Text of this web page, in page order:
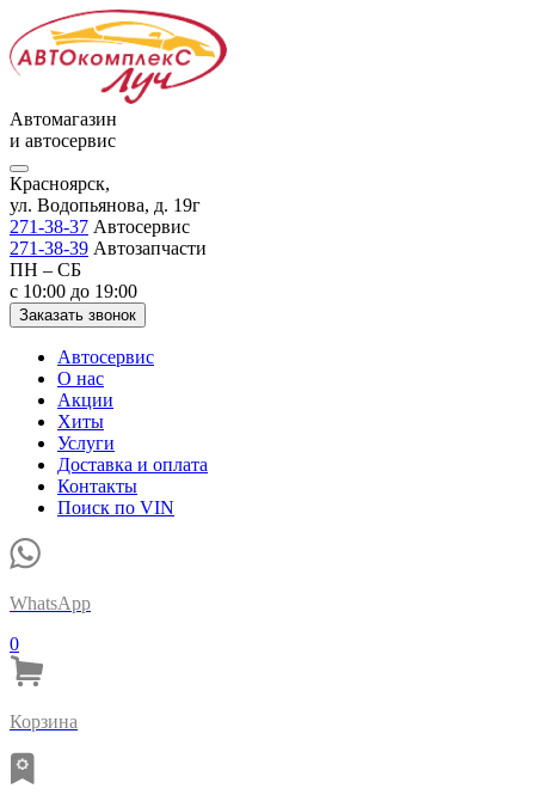
Автомагазин
и автосервис
Красноярск,
ул. Водопьянова, д. 19г
271-38-37 Автосервис
271-38-39 Автозапчасти
ПН – СБ
с 10:00 до 19:00
Заказать звонок
Автосервис
О нас
Акции
Хиты
Услуги
Доставка и оплата
Контакты
Поиск по VIN
WhatsApp
0
Корзина